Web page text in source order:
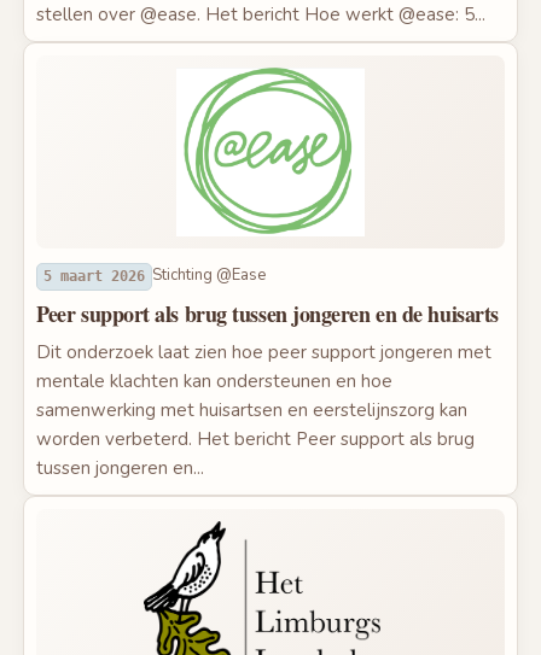
stellen over @ease. Het bericht Hoe werkt @ease: 5...
5 maart 2026 Stichting @Ease
Peer support als brug tussen jongeren en de huisarts
Dit onderzoek laat zien hoe peer support jongeren met
mentale klachten kan ondersteunen en hoe
samenwerking met huisartsen en eerstelijnszorg kan
worden verbeterd. Het bericht Peer support als brug
tussen jongeren en...